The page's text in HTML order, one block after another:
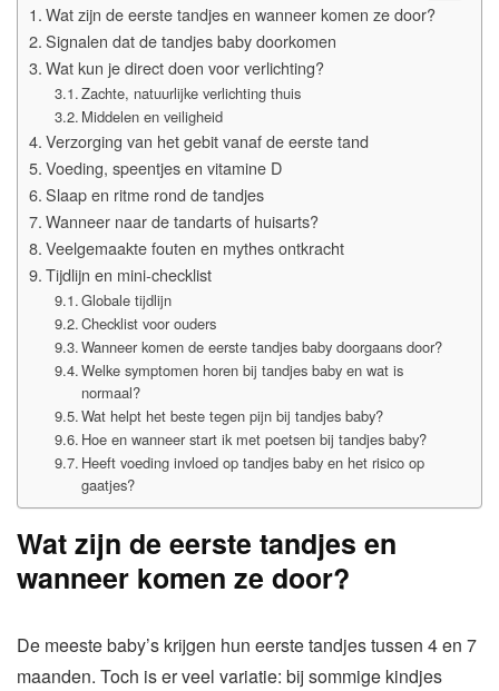
Wat zijn de eerste tandjes en wanneer komen ze door?
Signalen dat de tandjes baby doorkomen
Wat kun je direct doen voor verlichting?
Zachte, natuurlijke verlichting thuis
Middelen en veiligheid
Verzorging van het gebit vanaf de eerste tand
Voeding, speentjes en vitamine D
Slaap en ritme rond de tandjes
Wanneer naar de tandarts of huisarts?
Veelgemaakte fouten en mythes ontkracht
Tijdlijn en mini-checklist
Globale tijdlijn
Checklist voor ouders
Wanneer komen de eerste tandjes baby doorgaans door?
Welke symptomen horen bij tandjes baby en wat is
normaal?
Wat helpt het beste tegen pijn bij tandjes baby?
Hoe en wanneer start ik met poetsen bij tandjes baby?
Heeft voeding invloed op tandjes baby en het risico op
gaatjes?
Wat zijn de eerste tandjes en
wanneer komen ze door?
De meeste baby’s krijgen hun eerste tandjes tussen 4 en 7
maanden. Toch is er veel variatie: bij sommige kindjes